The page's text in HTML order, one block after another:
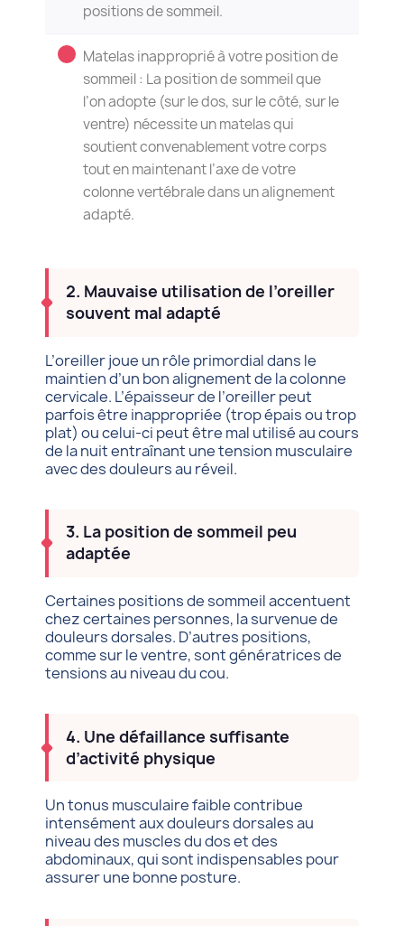
positions de sommeil.
Matelas inapproprié à votre position de
sommeil : La position de sommeil que
l’on adopte (sur le dos, sur le côté, sur le
ventre) nécessite un matelas qui
soutient convenablement votre corps
tout en maintenant l’axe de votre
colonne vertébrale dans un alignement
adapté.
2. Mauvaise utilisation de l’oreiller
souvent mal adapté
L’oreiller joue un rôle primordial dans le
maintien d’un bon alignement de la colonne
cervicale. L’épaisseur de l’oreiller peut
parfois être inappropriée (trop épais ou trop
plat) ou celui-ci peut être mal utilisé au cours
de la nuit entraînant une tension musculaire
avec des douleurs au réveil.
3. La position de sommeil peu
adaptée
Certaines positions de sommeil accentuent
chez certaines personnes, la survenue de
douleurs dorsales. D’autres positions,
comme sur le ventre, sont génératrices de
tensions au niveau du cou.
4. Une défaillance suffisante
d’activité physique
Un tonus musculaire faible contribue
intensément aux douleurs dorsales au
niveau des muscles du dos et des
abdominaux, qui sont indispensables pour
assurer une bonne posture.